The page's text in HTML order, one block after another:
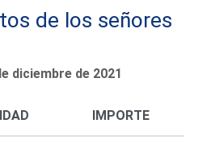
de los señores
diciembre de 2021
IMPORTE